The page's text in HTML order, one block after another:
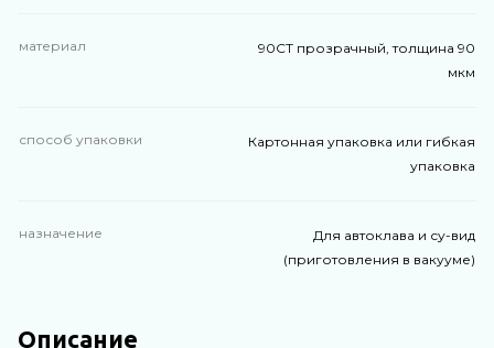
материал
90СТ прозрачный, толщина 90
мкм
способ упаковки
Картонная упаковка или гибкая
упаковка
назначение
Для автоклава и су-вид
(приготовления в вакууме)
Описание